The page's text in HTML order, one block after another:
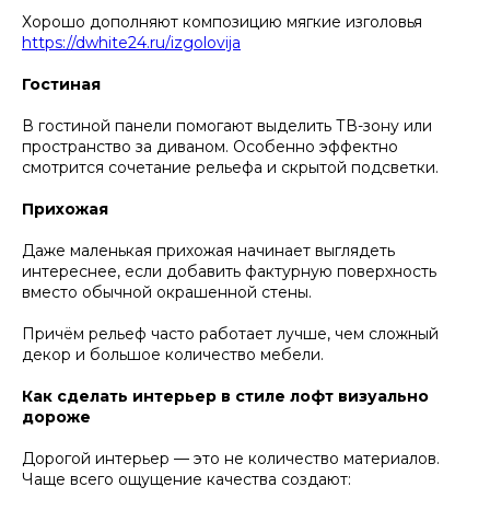
Хорошо дополняют композицию мягкие изголовья
https://dwhite24.ru/izgolovija
Гостиная
В гостиной панели помогают выделить ТВ-зону или
пространство за диваном. Особенно эффектно
смотрится сочетание рельефа и скрытой подсветки.
Прихожая
Даже маленькая прихожая начинает выглядеть
интереснее, если добавить фактурную поверхность
вместо обычной окрашенной стены.
Причём рельеф часто работает лучше, чем сложный
декор и большое количество мебели.
Как сделать интерьер в стиле лофт визуально
дороже
Дорогой интерьер — это не количество материалов.
Чаще всего ощущение качества создают: